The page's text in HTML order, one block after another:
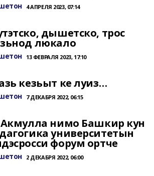
4 АПРЕЛЯ 2023, 07:14
дышетско, трос
люкало
13 ФЕВРАЛЯ 2023, 17:10
кезьыт ке луиз…
7 ДЕКАБРЯ 2022, 06:15
нимо Башкир кун
университетын
форум ортче
2 ДЕКАБРЯ 2022, 06:00